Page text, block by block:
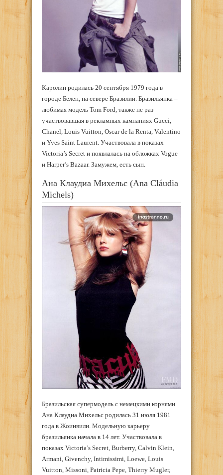
Каролин родилась 20 сентября 1979 года в
городе Белен, на севере Бразилии. Бразильянка –
любимая модель Tom Ford, также не раз
участвовавшая в рекламных кампаниях Gucci,
Chanel, Louis Vuitton, Oscar de la Renta, Valentino
и Yves Saint Laurent. Участвовала в показах
Victoria’s Secret и появлалась на обложках Vogue
и Harper’s Bazaar. Замужем, есть сын.
Ана Клаудиа Михельс (Ana Cláudia
Michels)
Бразильская супермодель с немецкими корнями
Ана Клаудиа Михельс родилась 31 июля 1981
года в Жоинвили. Модельную карьеру
бразильянка начала в 14 лет. Участвовала в
показах Victoria’s Secret, Burberry, Calvin Klein,
Armani, Givenchy, Intimissimi, Loewe, Louis
Vuitton, Missoni, Patricia Pepe, Thierry Mugler,